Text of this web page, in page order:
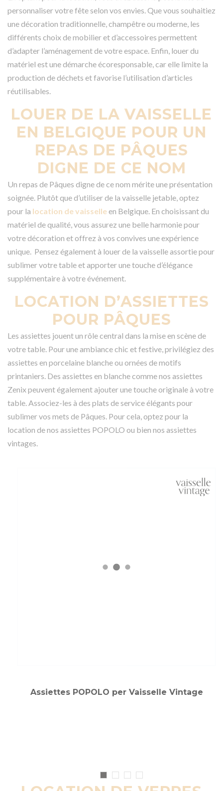
personnaliser votre fête selon vos envies. Que vous souhaitiez
une décoration traditionnelle, champêtre ou moderne, les
différents choix de mobilier et d’accessoires permettent
d’adapter l’aménagement de votre espace. Enfin, louer du
matériel est une démarche écoresponsable, car elle limite la
production de déchets et favorise l’utilisation d’articles
réutilisables.
LOUER DE LA VAISSELLE
EN BELGIQUE POUR UN
REPAS DE PÂQUES
DIGNE DE CE NOM
Un repas de Pâques digne de ce nom mérite une présentation
soignée. Plutôt que d’utiliser de la vaisselle jetable, optez
pour la location de vaisselleen Belgique. En choisissant du
matériel de qualité, vous assurez une belle harmonie pour
votre décoration et offrez à vos convives une expérience
unique. Pensez également à louer de la vaisselle assortie pour
sublimer votre table et apporter une touche d’élégance
supplémentaire à votre événement.
LOCATION D’ASSIETTES
POUR PÂQUES
Les assiettes jouent un rôle central dans la mise en scène de
votre table. Pour une ambiance chic et festive, privilégiez des
assiettes en porcelaine blanche ou ornées de motifs
printaniers. Des assiettes en blanche comme nos assiettes
Zenix peuvent également ajouter une touche originale à votre
table. Associez-les à des plats de service élégants pour
sublimer vos mets de Pâques. Pour cela, optez pour la
location de nos assiettes POPOLO ou bien nos assiettes
vintages.
Assiettes POPOLO per Vaisselle Vintage